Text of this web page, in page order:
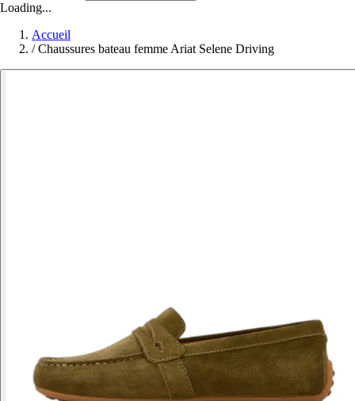
Loading...
Accueil
/ Chaussures bateau femme Ariat Selene Driving